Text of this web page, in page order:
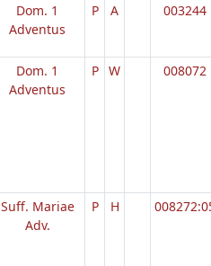
Dom. 1
Adventus
P A 003244
Dom. 1
Adventus
P W 008072
Suff. Mariae
Adv.
P H